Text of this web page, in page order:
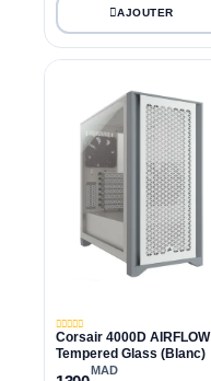
Corsair 4000D AIRFLOW
Tempered Glass (Blanc)
MAD